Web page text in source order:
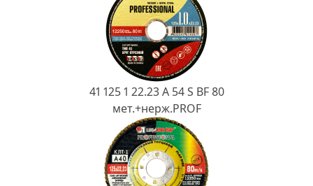
41 125 1 22.23 A 54 S BF 80
мет.+нерж.PROF